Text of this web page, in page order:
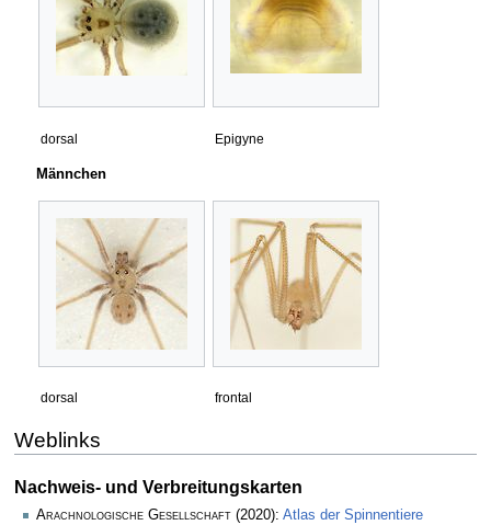
dorsal Epigyne
Männchen
dorsal frontal
Weblinks
Nachweis- und Verbreitungskarten
Arachnologische Gesellschaft (2020): Atlas der Spinnentiere